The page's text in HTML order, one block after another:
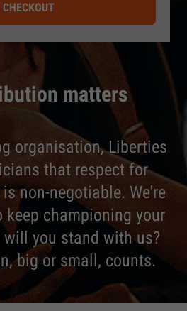
matters
organisation, Liberties
that respect for
non-negotiable. We're
keep championing your
you stand with us?
big or small, counts.
CHECKOUT